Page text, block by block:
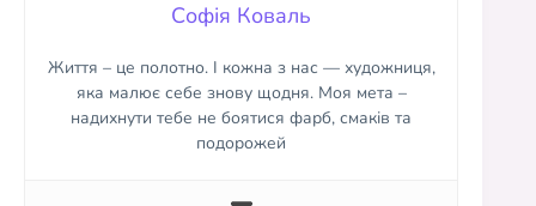
Софія Коваль
Життя – це полотно. І кожна з нас — художниця,
яка малює себе знову щодня. Моя мета –
надихнути тебе не боятися фарб, смаків та
подорожей